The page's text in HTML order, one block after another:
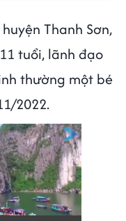
Thanh Sơn,
tuổi, lãnh đạo
thường một bé
2022.